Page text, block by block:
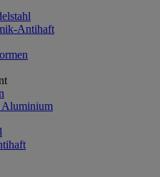
Antihaft
Aluminium